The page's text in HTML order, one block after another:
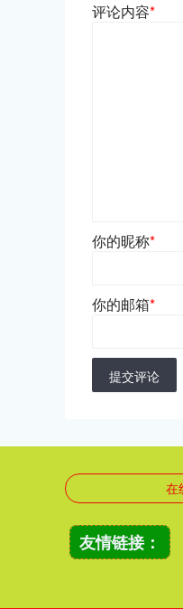
评论内容*
你的昵称*
你的邮箱*
提交评论
在
友情链接：